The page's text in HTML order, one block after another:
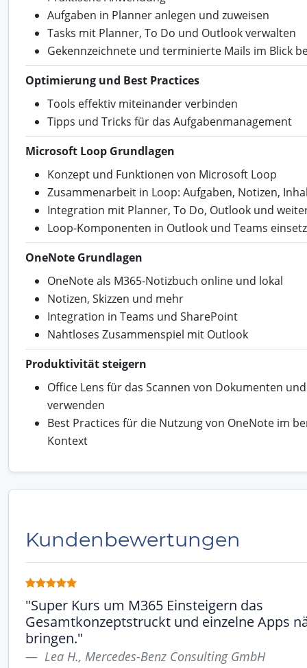
Aufgaben in Planner anlegen und zuweisen
Tasks mit Planner, To Do und Outlook verwalten
Gekennzeichnete und terminierte Mails im Blick
Optimierung und Best Practices
Tools effektiv miteinander verbinden
Tipps und Tricks für das Aufgabenmanagement
Microsoft Loop Grundlagen
Konzept und Funktionen von Microsoft Loop
Zusammenarbeit in Loop: Aufgaben, Notizen,
Integration mit Planner, To Do, Outlook und
Loop-Komponenten in Outlook und Teams
OneNote Grundlagen
OneNote als M365-Notizbuch online und lokal
Notizen, Skizzen und mehr
Integration in Teams und SharePoint
Nahtloses Zusammenspiel mit Outlook
Produktivität steigern
Office Lens für das Scannen von Dokumenten
verwenden
Best Practices für die Nutzung von OneNote im
Kontext
Kundenbewertungen
"Super Kurs um M365 Einsteigern das
Gesamtkonzeptstruckt und einzelne Apps
bringen."
Lea H., Mercedes-Benz Consulting GmbH